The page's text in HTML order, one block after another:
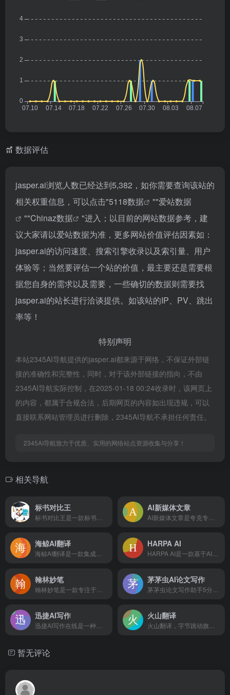
数据评估
jasper.ai浏览人数已经达到5,382，如你需要查询该站的
相关权重信息，可以点击"5118数据 ""爱站数据
""Chinaz数据
"进入；以目前的网站数据参考，建
议大家请以爱站数据为准，更多网站价值评估因素如：
jasper.ai的访问速度、搜索引擎收录以及索引量、用户
体验等；当然要评估一个站的价值，最主要还是需要根
据您自身的需求以及需要，一些确切的数据则需要找
jasper.ai的站长进行洽谈提供。如该站的IP、PV、跳出
率等！
特别声明
本站2345AI导航提供的jasper.ai都来源于网络，不保证外部链
接的准确性和完整性，同时，对于该外部链接的指向，不由
2345AI导航实际控制，在2025-01-18 00:24收录时，该网页上
的内容，都属于合规合法，后期网页的内容如出现违规，可以
直接联系网站管理员进行删除，2345AI导航不承担任何责任。
2345AI导航致力于优质、实用的网络站点资源收集与分享！
相关导航
标书对比王 AI新媒体文章
海鲸AI翻译 HARPA AI
翰林妙笔 茅茅虫AI论文写作
迅捷AI写作 火山翻译
暂无评论